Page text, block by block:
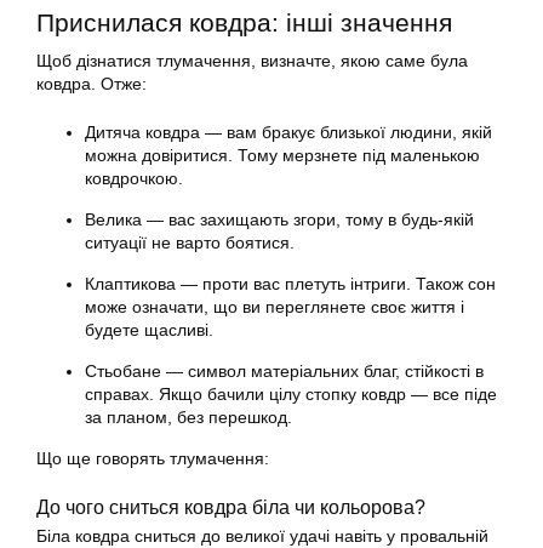
Приснилася ковдра: інші значення
Щоб дізнатися тлумачення, визначте, якою саме була
ковдра. Отже:
Дитяча ковдра — вам бракує близької людини, якій
можна довіритися. Тому мерзнете під маленькою
ковдрочкою.
Велика — вас захищають згори, тому в будь-якій
ситуації не варто боятися.
Клаптикова — проти вас плетуть інтриги. Також сон
може означати, що ви переглянете своє життя і
будете щасливі.
Стьобане — символ матеріальних благ, стійкості в
справах. Якщо бачили цілу стопку ковдр — все піде
за планом, без перешкод.
Що ще говорять тлумачення:
До чого сниться ковдра біла чи кольорова?
Біла ковдра сниться до великої удачі навіть у провальній